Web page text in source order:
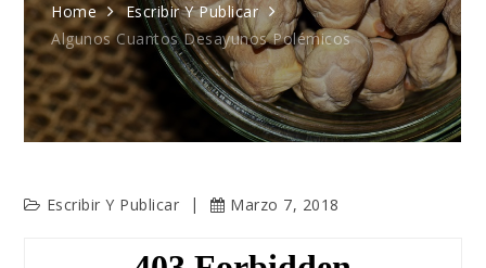
Home
Escribir Y Publicar
Algunos Cuantos Desayunos Polémicos
Escribir Y Publicar Marzo 7, 2018